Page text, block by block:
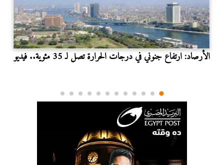
الأرصاد: ارتفاع جنوني في درجات الحرارة تصل لـ 35 مئوية.. فيديو